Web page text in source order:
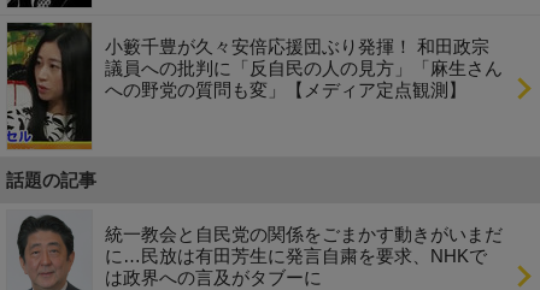
小籔千豊が久々安倍応援団ぶり発揮！ 和田政宗
議員への批判に「反自民の人の見方」「麻生さん
への野党の質問も変」【メディア定点観測】
話題の記事
統一教会と自民党の関係をごまかす動きがいまだ
に…民放は有田芳生に発言自粛を要求、NHKで
は政界への言及がタブーに